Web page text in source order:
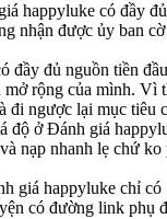
happyluke có đầy
nhận được ủy ban
đầy đủ nguồn tiền
mở rộng của mình. Vì
đi ngược lại mục tiêu
độ ở Đánh giá
nạp nhanh lẹ chứ
giá happyluke chỉ
có đường link phụ